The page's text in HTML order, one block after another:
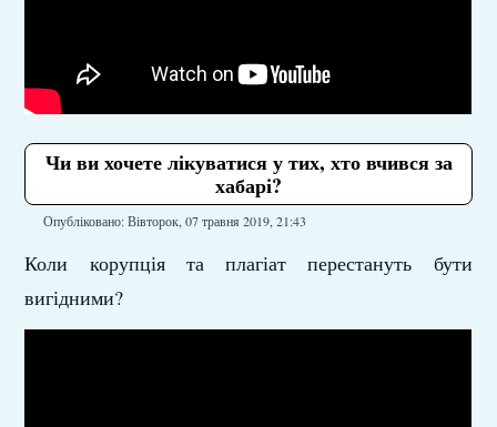
Чи ви хочете лікуватися у тих, хто вчився за
хабарі?
Опубліковано: Вівторок, 07 травня 2019, 21:43
Коли корупція та плагіат перестануть бути
вигідними?